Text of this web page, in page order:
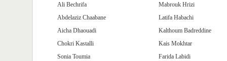
Ali Bechrifa
Abdelaziz Chaabane
Aicha Dhaouadi
Chokri Kastalli
Sonia Toumia
Mabrouk Hrizi
Latifa Habachi
Kalthoum Badreddine
Kais Mokhtar
Farida Labidi